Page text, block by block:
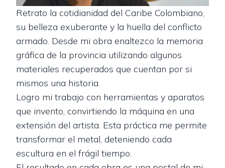
Retrato la cotidianidad del Caribe Colombiano,
su belleza exuberante y la huella del conflicto
armado. Desde mi obra enaltezco la memoria
gráfica de la provincia utilizando algunos
materiales recuperados que cuentan por si
mismos una historia.
Logro mi trabajo con herramientas y aparatos
que invento, convirtiendo la máquina en una
extensión del artista. Esta práctica me permite
transformar el metal, deteniendo cada
escultura en el frágil tiempo.